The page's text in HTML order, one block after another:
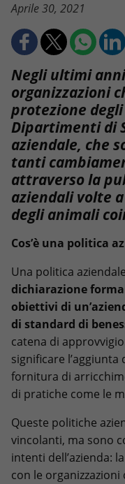
Aprile 30, 2021
Negli ultimi
organizzazioni
protezione
Dipartimenti di
aziendale, che
tanti
attraverso la
aziendalivolte
degli animali
Cos’è una politica
Una politica
dichiarazione
obiettivi di
di standard di
catena di
significare
fornitura di
di pratiche come le
Queste politiche
vincolanti, ma sono
intenti dell’azienda:
con le